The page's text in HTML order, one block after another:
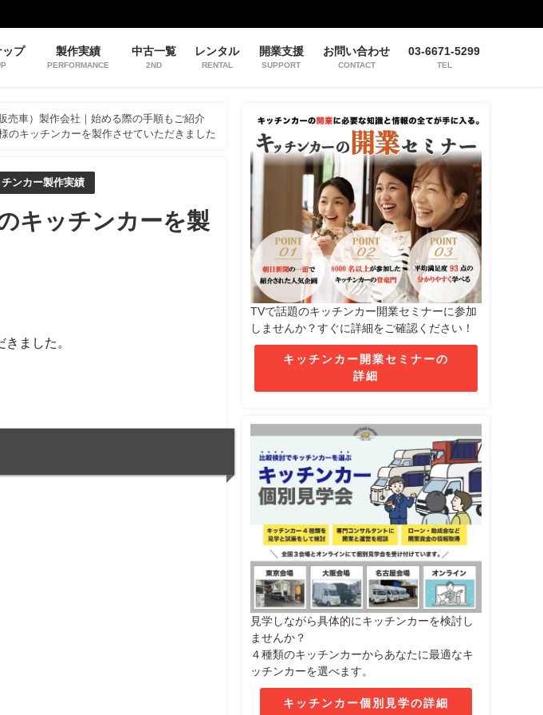
ップ 製作実績
PERFORMANCE
中古一覧
2ND
レンタル
RENTAL
開業支援
SUPPORT
お問い合わせ
CONTACT
03-6671-5299
TEL
売車）製作会社｜始める際の手順もご紹介
のキッチンカーを製作させていただきました
ンカー製作実績
キッチンカーを製
ました。
TVで話題のキッチンカー開業セミナーに参加
しませんか？すぐに詳細をご確認ください！
キッチンカー開業セミナーの
詳細
見学しながら具体的にキッチンカーを検討し
ませんか？
４種類のキッチンカーからあなたに最適なキ
ッチンカーを選べます。
キッチンカー個別見学の詳細